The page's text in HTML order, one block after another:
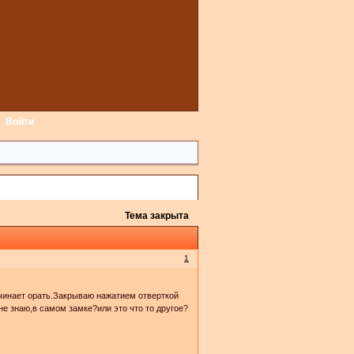
Войти
Тема закрыта
1
орать.Закрываю нажатием отверткой
знаю,в самом замке?или это что то другое?